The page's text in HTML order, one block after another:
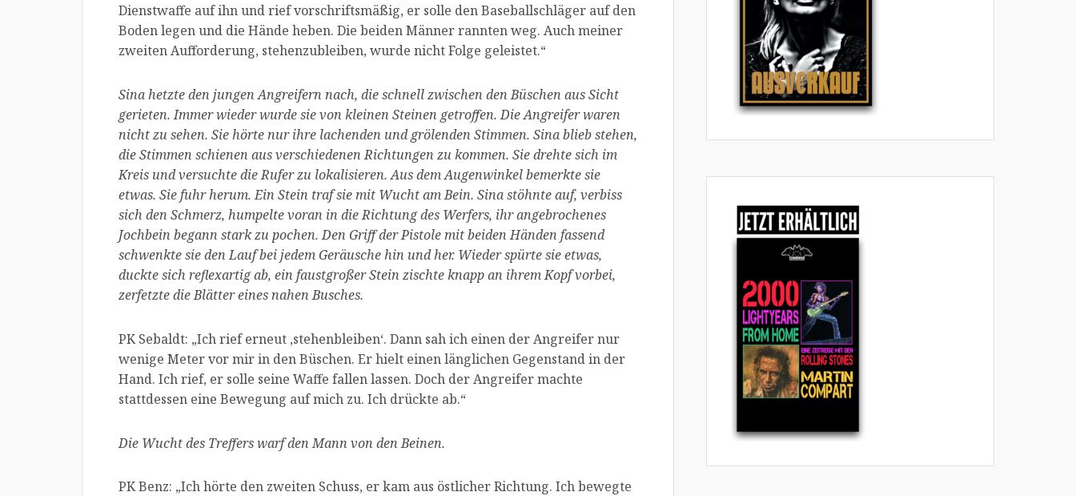
Dienstwaffe auf ihn und rief vorschriftsmäßig, er solle den Baseballschläger auf den
Boden legen und die Hände heben. Die beiden Männer rannten weg. Auch meiner
zweiten Aufforderung, stehenzubleiben, wurde nicht Folge geleistet.“
Sina hetzte den jungen Angreifern nach, die schnell zwischen den Büschen aus Sicht
gerieten. Immer wieder wurde sie von kleinen Steinen getroffen. Die Angreifer waren
nicht zu sehen. Sie hörte nur ihre lachenden und grölenden Stimmen. Sina blieb stehen,
die Stimmen schienen aus verschiedenen Richtungen zu kommen. Sie drehte sich im
Kreis und versuchte die Rufer zu lokalisieren. Aus dem Augenwinkel bemerkte sie
etwas. Sie fuhr herum. Ein Stein traf sie mit Wucht am Bein. Sina stöhnte auf, verbiss
sich den Schmerz, humpelte voran in die Richtung des Werfers, ihr angebrochenes
Jochbein begann stark zu pochen. Den Griff der Pistole mit beiden Händen fassend
schwenkte sie den Lauf bei jedem Geräusche hin und her. Wieder spürte sie etwas,
duckte sich reflexartig ab, ein faustgroßer Stein zischte knapp an ihrem Kopf vorbei,
zerfetzte die Blätter eines nahen Busches.
PK Sebaldt: „Ich rief erneut ,stehenbleiben‘. Dann sah ich einen der Angreifer nur
wenige Meter vor mir in den Büschen. Er hielt einen länglichen Gegenstand in der
Hand. Ich rief, er solle seine Waffe fallen lassen. Doch der Angreifer machte
stattdessen eine Bewegung auf mich zu. Ich drückte ab.“
Die Wucht des Treffers warf den Mann von den Beinen.
PK Benz: „Ich hörte den zweiten Schuss, er kam aus östlicher Richtung. Ich bewegte